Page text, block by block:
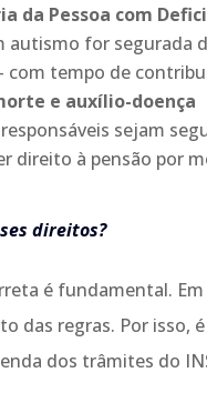
da Pessoa com
autismo for segurada
tempo de
e auxílio-doença
sejam
direito à pensão por
direitos?
é fundamental.
das regras. Por
dos trâmites do